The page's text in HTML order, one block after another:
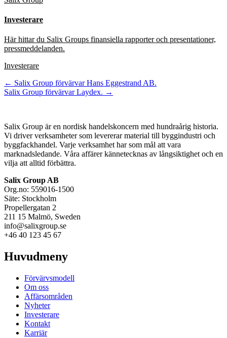
Investerare
Här hittar du Salix Groups finansiella rapporter och presentationer,
pressmeddelanden.
Investerare
Inläggsnavigering
← Salix Group förvärvar Hans Eggestrand AB.
Salix Group förvärvar Laydex. →
Salix Group är en nordisk handelskoncern med hundraårig historia.
Vi driver verksamheter som levererar material till byggindustri och
byggfackhandel. Varje verksamhet har som mål att vara
marknadsledande. Våra affärer kännetecknas av långsiktighet och en
vilja att alltid förbättra.
Salix Group AB
Org.no: 559016-1500
Säte: Stockholm
Propellergatan 2
211 15 Malmö, Sweden
info@salixgroup.se
+46 40 123 45 67
Huvudmeny
Förvärvsmodell
Om oss
Affärsområden
Nyheter
Investerare
Kontakt
Karriär